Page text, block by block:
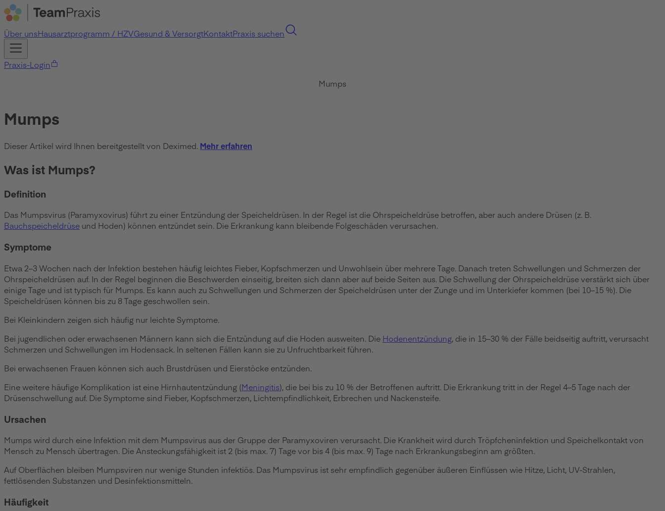
Über unsHausarztprogramm / HZVGesund & VersorgtKontaktPraxis suchen
Praxis-Login
Mumps
Mumps
Dieser Artikel wird Ihnen bereitgestellt von Deximed. Mehr erfahren
Was ist Mumps?
Definition
Das Mumpsvirus (Paramyxovirus) führt zu einer Entzündung der Speicheldrüsen. In der Regel ist die Ohrspeicheldrüse betroffen, aber auch andere Drüsen (z. B.
Bauchspeicheldrüse und Hoden) können entzündet sein. Die Erkrankung kann bleibende Folgeschäden verursachen.
Symptome
Etwa 2–3 Wochen nach der Infektion bestehen häufig leichtes Fieber, Kopfschmerzen und Unwohlsein über mehrere Tage. Danach treten Schwellungen und Schmerzen der
Ohrspeicheldrüsen auf. In der Regel beginnen die Beschwerden einseitig, breiten sich dann aber auf beide Seiten aus. Die Schwellung der Ohrspeicheldrüse verstärkt sich über
einige Tage und ist typisch für Mumps. Es kann auch zu Schwellungen und Schmerzen der Speicheldrüsen unter der Zunge und im Unterkiefer kommen (bei 10–15 %). Die
Speicheldrüsen können bis zu 8 Tage geschwollen sein.
Bei Kleinkindern zeigen sich häufig nur leichte Symptome.
Bei jugendlichen oder erwachsenen Männern kann sich die Entzündung auf die Hoden ausweiten. Die Hodenentzündung, die in 15–30 % der Fälle beidseitig auftritt, verursacht
Schmerzen und Schwellungen im Hodensack. In seltenen Fällen kann sie zu Unfruchtbarkeit führen.
Bei erwachsenen Frauen können sich auch Brustdrüsen und Eierstöcke entzünden.
Eine weitere häufige Komplikation ist eine Hirnhautentzündung (Meningitis), die bei bis zu 10 % der Betroffenen auftritt. Die Erkrankung tritt in der Regel 4–5 Tage nach der
Drüsenschwellung auf. Die Symptome sind Fieber, Kopfschmerzen, Lichtempfindlichkeit, Erbrechen und Nackensteife.
Ursachen
Mumps wird durch eine Infektion mit dem Mumpsvirus aus der Gruppe der Paramyxoviren verursacht. Die Krankheit wird durch Tröpfcheninfektion und Speichelkontakt von
Mensch zu Mensch übertragen. Die Ansteckungsfähigkeit ist 2 (bis max. 7) Tage vor bis 4 (bis max. 9) Tage nach Erkrankungsbeginn am größten.
Auf Oberflächen bleiben Mumpsviren nur wenige Stunden infektiös. Das Mumpsvirus ist sehr empfindlich gegenüber äußeren Einflüssen wie Hitze, Licht, UV-Strahlen,
fettlösenden Substanzen und Desinfektionsmitteln.
Häufigkeit